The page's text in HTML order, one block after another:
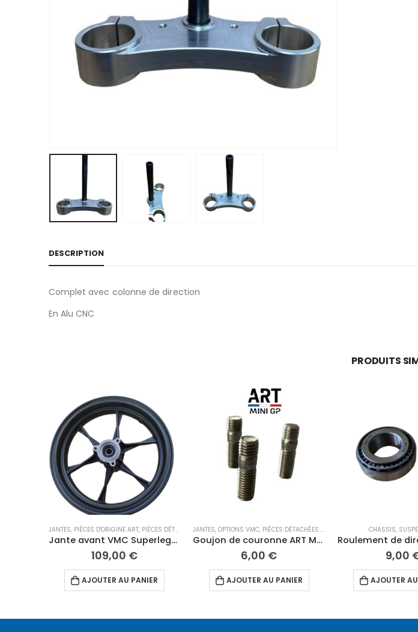
DESCRIPTION
Complet avec colonne de direction
En Alu CNC
PRODUITS
JANTES, PIÈCES D'ORIGINE ART, PIÈCES DÉTACHÉES 12" ,ROUES
Jante avant VMC Superlegera
109,00 €
AJOUTER AU PANIER
JANTES,OPTIONS VMC, PIÈCES DÉTACHÉES 10" PIÈCES DÉTACHÉES 12",ROUE
Goujon de couronne ART M10
6,00 €
AJOUTER AU PANIER
CHASSIS,
9,00
AJOUTER